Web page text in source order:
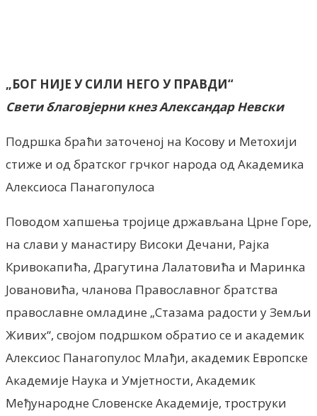
„БОГ НИЈЕ У СИЛИ НЕГО У ПРАВДИ“
Свети благовјерни кнез Александар Невски
Подршка браћи заточеној на Косову и Метохији
стиже и од братског грчког народа од Академика
Алексиоса Панагопулоса
Поводом хапшења тројице држављана Црне Горе,
на слави у манастиру Високи Дечани, Рајка
Кривокапића, Драгутина Лалатовића и Маринка
Јовановића, чланова Православног братства
православне омладине „Стазама радости у Земљи
Живих“, својом подршком обратио се и академик
Алексиос Панагопулос Млађи, академик Европске
Академије Наука и Умјетности, Академик
Међународне Словенске Академије, троструки